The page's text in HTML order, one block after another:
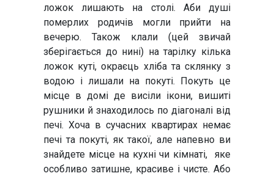
ложок лишають на столі. Аби душі
померлих родичів могли прийти на
вечерю. Також клали (цей звичай
зберігається до нині) на тарілку кілька
ложок куті, окраєць хліба та склянку з
водою і лишали на покуті. Покуть це
місце в домі де висіли ікони, вишиті
рушники й знаходилось по діагоналі від
печі. Хоча в сучасних квартирах немає
печі та покуті, як такої, але напевно ви
знайдете місце на кухні чи кімнаті, яке
особливо затишне, красиве і чисте. Або